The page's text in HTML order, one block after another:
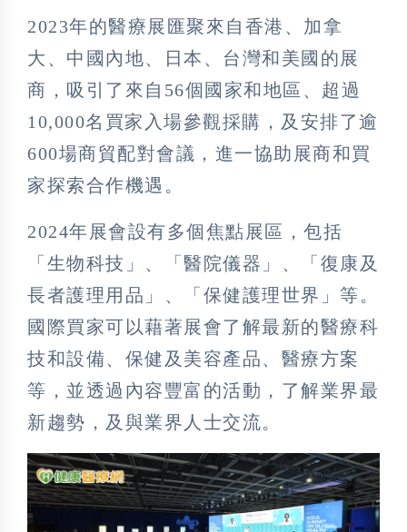
2023年的醫療展匯聚來自香港、加拿
大、中國內地、日本、台灣和美國的展
商，吸引了來自56個國家和地區、超過
10,000名買家入場參觀採購，及安排了逾
600場商貿配對會議，進一協助展商和買
家探索合作機遇。
2024年展會設有多個焦點展區，包括
「生物科技」、「醫院儀器」、「復康及
長者護理用品」、「保健護理世界」等。
國際買家可以藉著展會了解最新的醫療科
技和設備、保健及美容產品、醫療方案
等，並透過內容豐富的活動，了解業界最
新趨勢，及與業界人士交流。